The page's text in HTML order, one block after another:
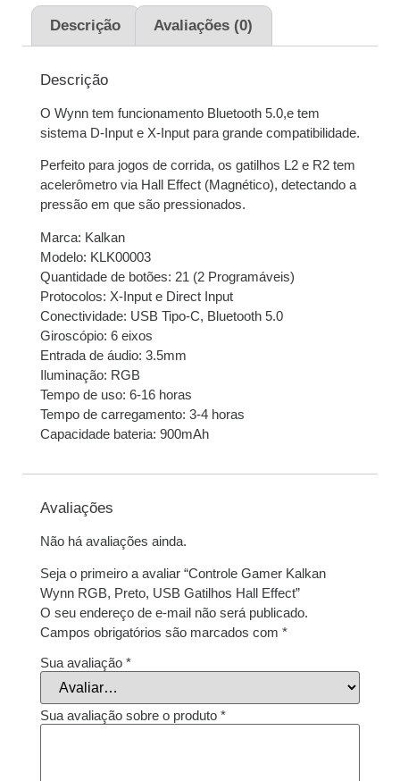
juros
juros
3x deR$ 81,63sem
juros
R$244,89
4x de R$ 61,53com
R$ 246,12
Descrição Avaliações (0)
Descrição
O Wynn tem funcionamento Bluetooth 5.0,e tem
sistema D-Input e X-Input para grande compatibilidade.
Perfeito para jogos de corrida, os gatilhos L2 e R2 tem
acelerômetro via Hall Effect (Magnético), detectando a
pressão em que são pressionados.
Marca: Kalkan
Modelo: KLK00003
Quantidade de botões: 21 (2 Programáveis)
Protocolos: X-Input e Direct Input
Conectividade: USB Tipo-C, Bluetooth 5.0
Giroscópio: 6 eixos
Entrada de áudio: 3.5mm
Iluminação: RGB
Tempo de uso: 6-16 horas
Tempo de carregamento: 3-4 horas
Capacidade bateria: 900mAh
Avaliações
Não há avaliações ainda.
Seja o primeiro a avaliar “Controle Gamer Kalkan
Wynn RGB, Preto, USB Gatilhos Hall Effect”
O seu endereço de e-mail não será publicado.
Campos obrigatórios são marcados com *
Sua avaliação *
Sua avaliação sobre o produto *